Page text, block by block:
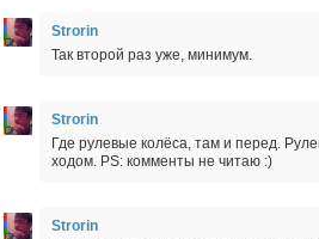
Strorin
Так второй раз уже, минимум.
Strorin
Где рулевые колёса, там и перед.
ходом. PS: комменты не читаю :)
Strorin